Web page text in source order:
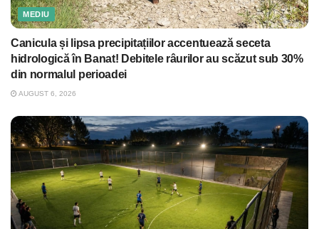
MEDIU
Canicula și lipsa precipitațiilor accentuează seceta
hidrologică în Banat! Debitele râurilor au scăzut sub 30%
din normalul perioadei
AUGUST 6, 2026